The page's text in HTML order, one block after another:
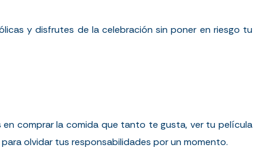
y disfrutes de la celebración sin poner en riesgo tu
en comprar la comida que tanto te gusta, ver tu película
olvidar tus responsabilidades por un momento.